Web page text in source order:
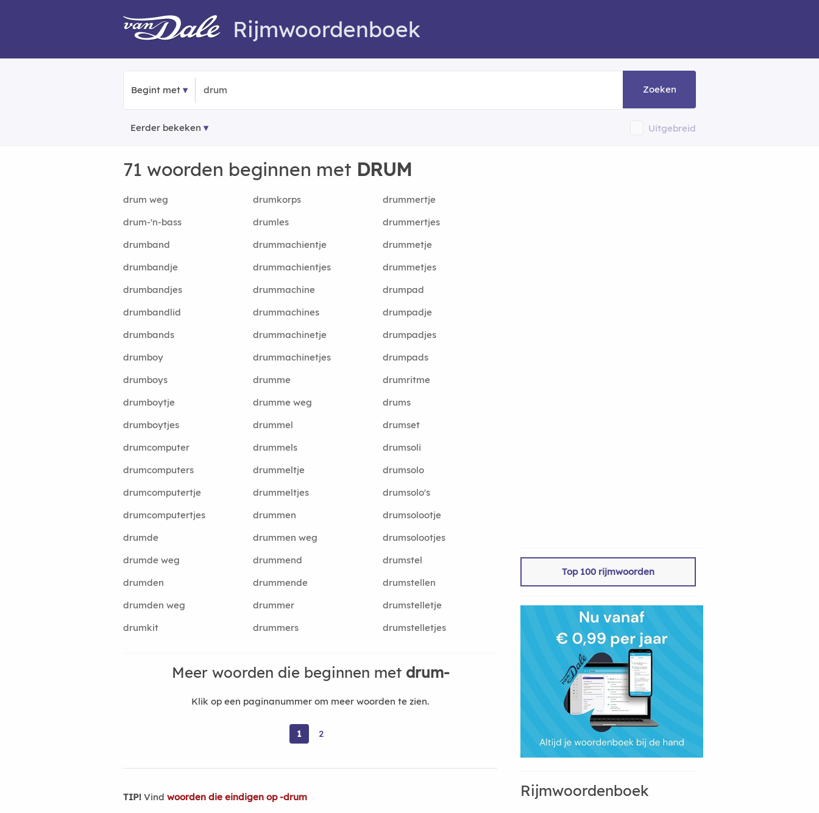
Rijmwoordenboek
Begint met Zoeken
Eerder bekeken Uitgebreid
71 woorden beginnen met DRUM
drum weg drumkorps
drummertje
drum-'n-bass
drumles
drummertjes
drumband
drummachientje
drummetje
drumbandje
drummachientjes
drummetjes
drumbandjes
drummachine
drumpad
drumbandlid
drummachines
drumpadje
drumbands
drummachinetje
drumpadjes
drumboy
drummachinetjes
drumpads
drumboys
drumme
drumritme
drumboytje
drumme weg
drums
drumboytjes
drummel
drumset
drumcomputer
drummels
drumsoli
drumcomputers
drummeltje
drumsolo
drumcomputertje
drummeltjes
drumsolo's
drumcomputertjes
drummen
drumsolootje
drumde
drummen weg
drumsolootjes
drumde weg
drummend
drumstel
drumden
drummende
drumstellen
drumden weg
drummer
drumstelletje
drumkit
drummers drumstelletjes
Meer woorden die beginnen met drum-
Klik op een paginanummer om meer woorden te zien.
1 2
TIP! Vind woorden die eindigen op -drum
Top 100 rijmwoorden
Rijmwoordenboek